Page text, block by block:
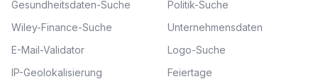
Gesundheitsdaten-Suche
Politik-Suche
Wiley-Finance-Suche
Unternehmensdaten
E-Mail-Validator
Logo-Suche
IP-Geolokalisierung
Feiertage